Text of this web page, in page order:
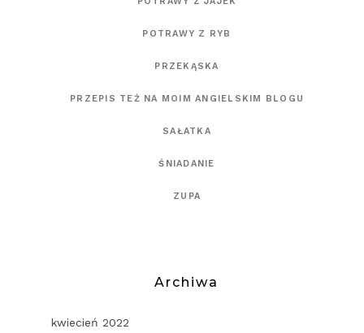
POTRAWY Z RYB
PRZEKĄSKA
PRZEPIS TEŻ NA MOIM ANGIELSKIM BLOGU
SAŁATKA
ŚNIADANIE
ZUPA
Archiwa
kwiecień 2022